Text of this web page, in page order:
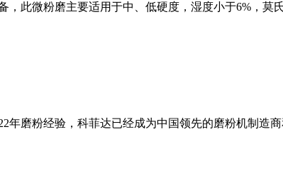
，此微粉磨主要适用于中、低硬度，湿度小于6%，
年磨粉经验，科菲达已经成为中国领先的磨粉机制造